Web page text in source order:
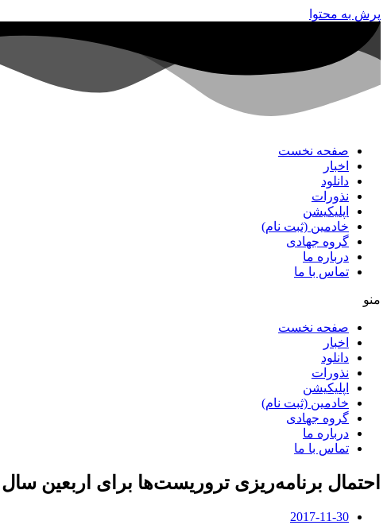
پرش به محتوا
صفحه نخست
اخبار
دانلود
نذورات
اپلیکیشن
خادمین (ثبت نام)
گروه جهادی
درباره ما
تماس با ما
منو
صفحه نخست
اخبار
دانلود
نذورات
اپلیکیشن
خادمین (ثبت نام)
گروه جهادی
درباره ما
تماس با ما
احتمال برنامه‌ریزی تروریست‌ها برای اربعین
2017-11-30